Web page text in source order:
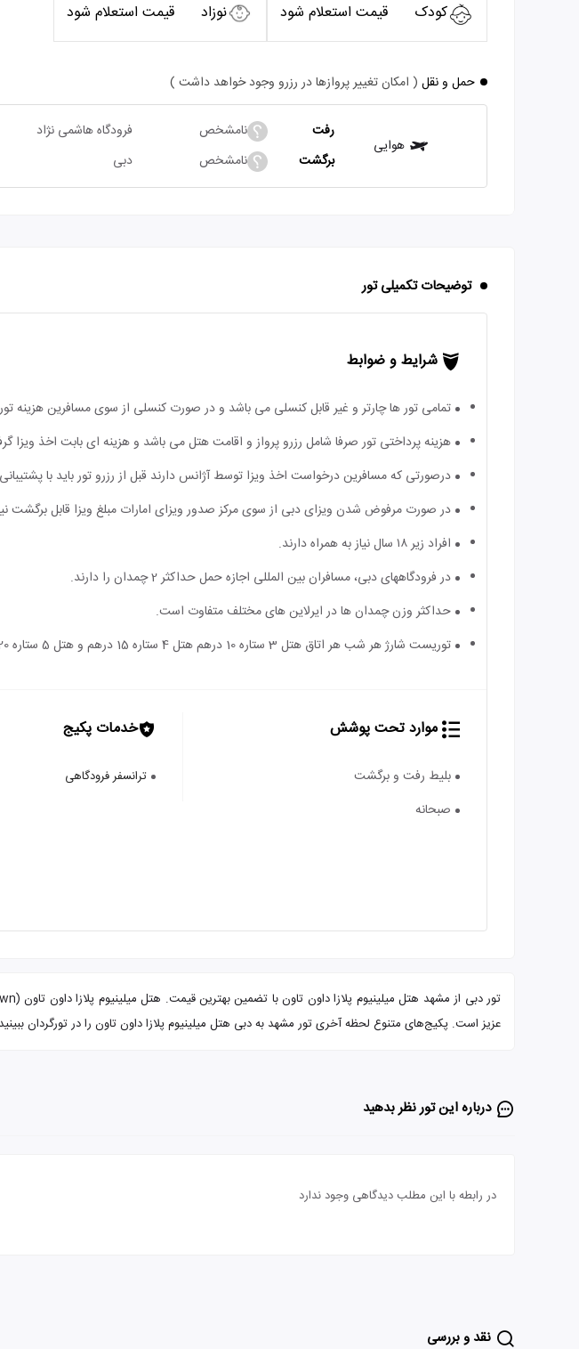
کودک قیمت استعلام شود نوزاد قیمت استعلام شود
حمل و نقل ( امکان تغییر پروازها در رزرو وجود خواهد داشت )
هوایی
رفت نامشخص فرودگاه هاشمی نژاد
برگشت نامشخص دبی
توضیحات تکمیلی تور
شرایط و ضوابط
تمامی تور ها چارتر و غیر قابل کنسلی می باشد و در صورت کنسلی از سوی مسافرین هزینه
هزینه پرداختی تور صرفا شامل رزرو پرواز و اقامت هتل می باشد و هزینه ای بابت اخذ
درصورتی که مسافرین درخواست اخذ ویزا توسط آژانس دارند قبل از رزرو تور باید با
در صورت مرفوض شدن ویزای دبی از سوی مرکز صدور ویزای امارات مبلغ ویزا قابل برگشت
افراد زیر ۱۸ سال نیاز به همراه دارند.
در فرودگاه‎های دبی، مسافران بین المللی اجازه حمل حداکثر 2 چمدان را دارند.
حداکثر وزن چمدان ها در ایرلاین های مختلف متفاوت است.
توریست شارژ هر شب هر اتاق هتل 3 ستاره 10 درهم هتل 4 ستاره 15 درهم و هتل 5 ستاره 20 درهم می باشد و به عهده مسافر است
موارد تحت پوشش
بلیط رفت و برگشت
صبحانه
خدمات پکیج
ترانسفر فرودگاهی
عزیز است. پکیج‌های متنوع لحظه آخری تور مشهد به دبی هتل میلینیوم پلازا داون تاون را در تورگردان
درباره این تور‌ نظر بدهید
در رابطه با این مطلب دیدگاهی وجود ندارد
نقد و بررسی